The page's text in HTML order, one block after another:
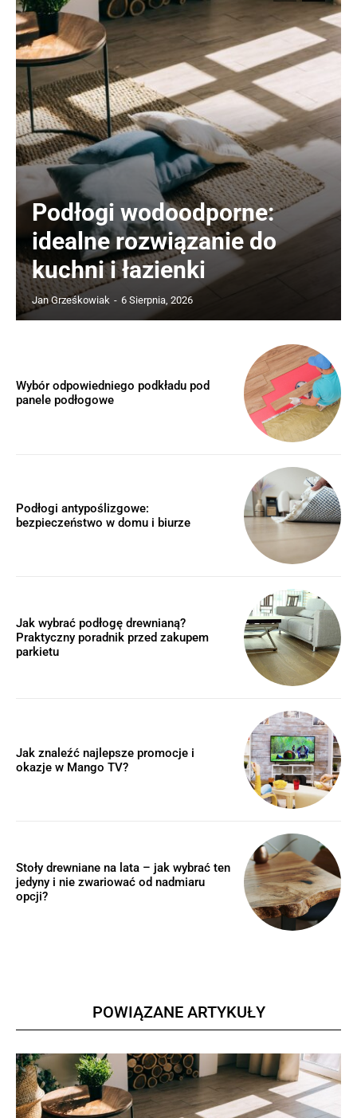
Podłogi wodoodporne:
idealne rozwiązanie do
kuchni i łazienki
Jan Grześkowiak - 6 Sierpnia, 2026
Wybór odpowiedniego podkładu pod
panele podłogowe
Podłogi antypoślizgowe:
bezpieczeństwo w domu i biurze
Jak wybrać podłogę drewnianą?
Praktyczny poradnik przed zakupem
parkietu
Jak znaleźć najlepsze promocje i
okazje w Mango TV?
Stoły drewniane na lata – jak wybrać ten
jedyny i nie zwariować od nadmiaru
opcji?
POWIĄZANE ARTYKUŁY